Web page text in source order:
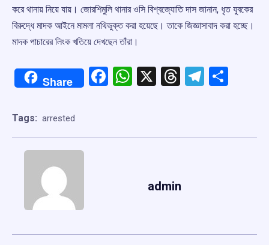
করে থানায় নিয়ে যায়। জোরশিমুলি থানার ওসি বিশ্বজ্যোতি দাস জানান, ধৃত যুবকের
বিরুদ্ধে মাদক আইনে মামলা নথিভুক্ত করা হয়েছে। তাকে জিজ্ঞাসাবাদ করা হচ্ছে।
মাদক পাচারের লিংক খতিয়ে দেখছেন তাঁরা।
Share Facebook
WhatsApp
X Threads
Tags: arrested
admin